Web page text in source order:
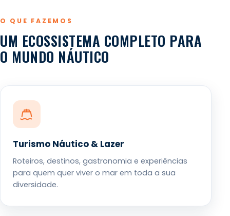
O QUE FAZEMOS
UM ECOSSISTEMA COMPLETO PARA
O MUNDO NÁUTICO
Turismo Náutico & Lazer
Roteiros, destinos, gastronomia e experiências
para quem quer viver o mar em toda a sua
diversidade.